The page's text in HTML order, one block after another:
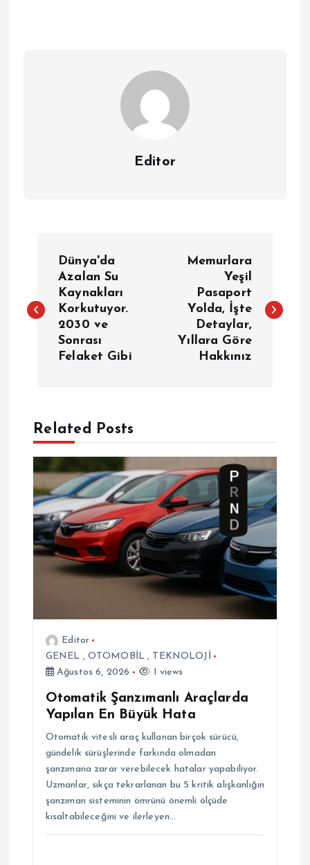
Editor
z
e
z
n
m
s
Dünya'da
Azalan Su
Kaynakları
Korkutuyor.
2030 ve
Sonrası
Felaket Gibi
Memurlara
Yeşil
Pasaport
Yolda, İşte
Detaylar,
Yıllara Göre
Hakkınız
Related Posts
Editor
GENEL , OTOMOBİL , TEKNOLOJİ
Ağustos 6, 2026
1 views
Otomatik Şanzımanlı Araçlarda
Yapılan En Büyük Hata
Otomatik vitesli araç kullanan birçok sürücü,
gündelik sürüşlerinde farkında olmadan
şanzımana zarar verebilecek hatalar yapabiliyor.
Uzmanlar, sıkça tekrarlanan bu 5 kritik alışkanlığın
şanzıman sisteminin ömrünü önemli ölçüde
kısaltabileceğini ve ilerleyen…